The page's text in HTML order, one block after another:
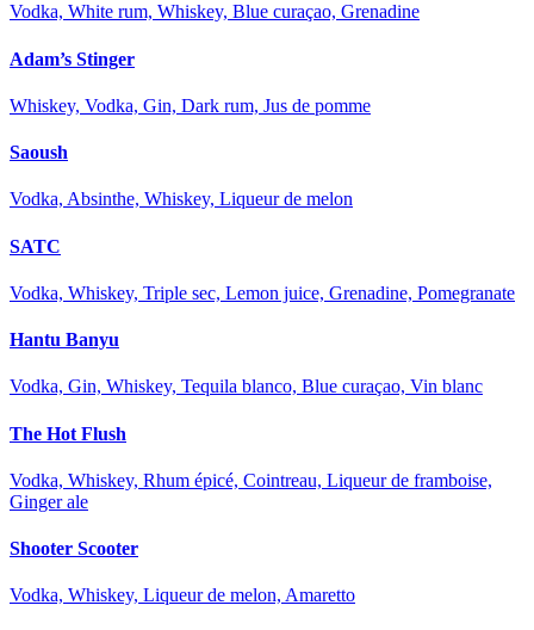
Vodka, White rum, Whiskey, Blue curaçao, Grenadine
Adam’s Stinger
Whiskey, Vodka, Gin, Dark rum, Jus de pomme
Saoush
Vodka, Absinthe, Whiskey, Liqueur de melon
SATC
Vodka, Whiskey, Triple sec, Lemon juice, Grenadine, Pomegranate
Hantu Banyu
Vodka, Gin, Whiskey, Tequila blanco, Blue curaçao, Vin blanc
The Hot Flush
Vodka, Whiskey, Rhum épicé, Cointreau, Liqueur de framboise,
Ginger ale
Shooter Scooter
Vodka, Whiskey, Liqueur de melon, Amaretto